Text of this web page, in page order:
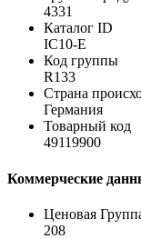
4331
Каталог ID
IC10-E
Код группы
R133
Страна
Германия
Товарный код
49119900
Коммерческие
Ценовая
208